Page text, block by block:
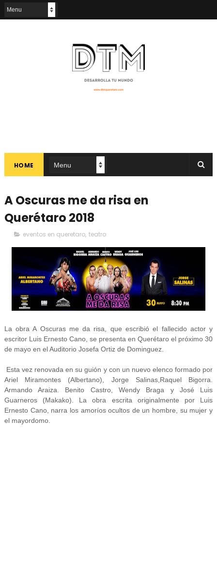
HOME
A Oscuras me da risa en
Querétaro 2018
eventos en queretaro, teatro
La obra A Oscuras me da risa, que escribió el fallecido actor y
escritor Luis Ernesto Cano, se presenta en Querétaro el próximo 30
de mayo en el Auditorio Josefa Ortiz de Dominguez.
Esta vez renovada en su guión y con un nuevo elenco formado por
Ariel Miramontes (Albertano), Jorge Salinas,Raquel Bigorra.
Armando Araiza. Benito Castro, Wendy Braga y José Luis
Guarneros (Makako). La obra escrita originalmente por Luis
Ernesto Cano, narra los amoríos ocultos de un hombre, su mujer y
el mayordomo.